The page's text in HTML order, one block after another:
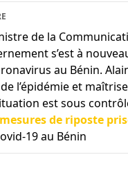
de la
s’est à
au Bénin.
l’épidémie et
est sous
de riposte
19 au Bénin